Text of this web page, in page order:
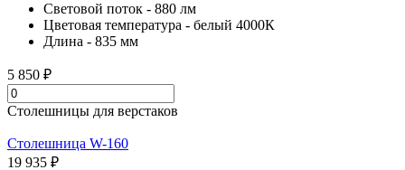
Световой поток - 880 лм
Цветовая температура - белый 4000К
Длина - 835 мм
5 850 ₽
Столешницы для верстаков
Столешница W-160
19 935 ₽